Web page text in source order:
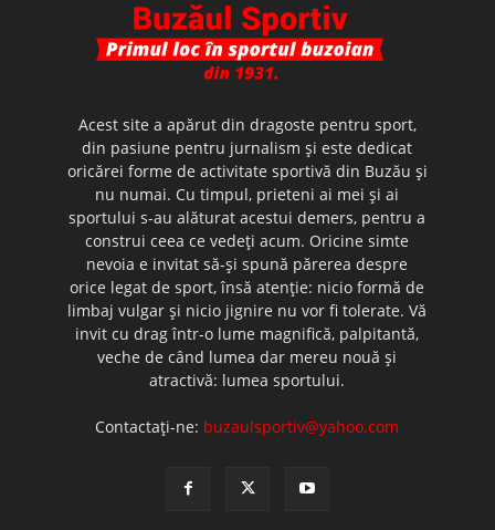
Acest site a apărut din dragoste pentru sport,
din pasiune pentru jurnalism şi este dedicat
oricărei forme de activitate sportivă din Buzău şi
nu numai. Cu timpul, prieteni ai mei şi ai
sportului s-au alăturat acestui demers, pentru a
construi ceea ce vedeţi acum. Oricine simte
nevoia e invitat să-şi spună părerea despre
orice legat de sport, însă atenţie: nicio formă de
limbaj vulgar şi nicio jignire nu vor fi tolerate. Vă
invit cu drag într-o lume magnifică, palpitantă,
veche de când lumea dar mereu nouă şi
atractivă: lumea sportului.
Contactați-ne: buzaulsportiv@yahoo.com